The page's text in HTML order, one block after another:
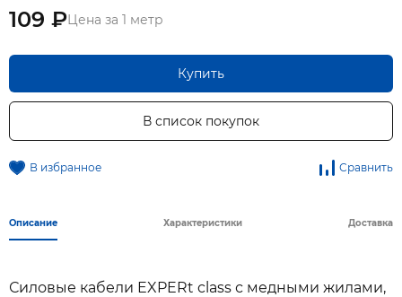
109 ₽Цена за 1 метр
Купить
В список покупок
В избранное Сравнить
Описание Характеристики Доставка
Силовые кабели EXPERt class с медными жилами,